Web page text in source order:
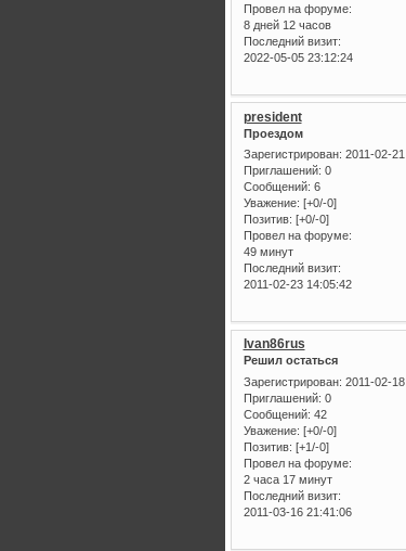
Провел на форуме:
8 дней 12 часов
Последний визит:
2022-05-05 23:12:24
president
Проездом
Зарегистрирован: 2011-02-21
Приглашений: 0
Сообщений: 6
Уважение: [+0/-0]
Позитив: [+0/-0]
Провел на форуме:
49 минут
Последний визит:
2011-02-23 14:05:42
Ivan86rus
Решил остаться
Зарегистрирован: 2011-02-18
Приглашений: 0
Сообщений: 42
Уважение: [+0/-0]
Позитив: [+1/-0]
Провел на форуме:
2 часа 17 минут
Последний визит:
2011-03-16 21:41:06